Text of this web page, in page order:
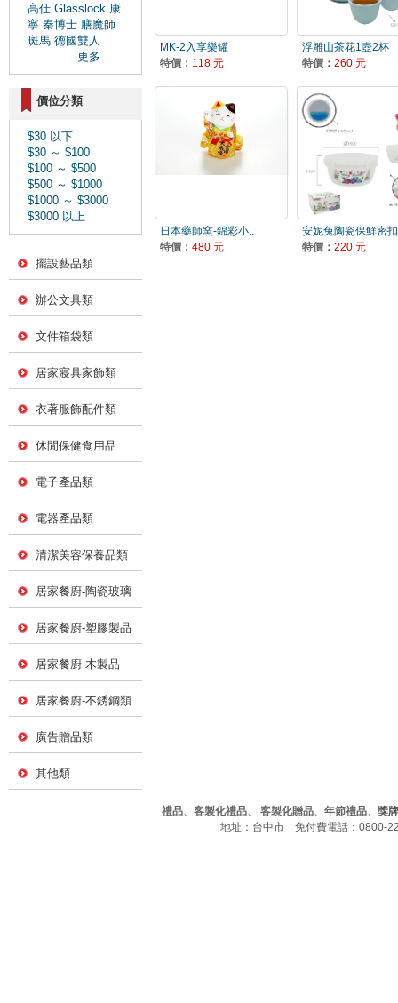
高仕 Glasslock 康
寧 秦博士 膳魔師
斑馬 德國雙人
更多...
價位分類
$30 以下
$30 ～ $100
$100 ～ $500
$500 ～ $1000
$1000 ～ $3000
$3000 以上
擺設藝品類
辦公文具類
文件箱袋類
居家寢具家飾類
衣著服飾配件類
休閒保健食用品
電子產品類
電器產品類
清潔美容保養品類
居家餐廚-陶瓷玻璃
居家餐廚-塑膠製品
居家餐廚-木製品
居家餐廚-不銹鋼類
廣告贈品類
其他類
MK-2入享樂罐
特價： 118 元
浮雕山茶花1壺2杯
特價： 260 元
日本藥師窯-錦彩小..
特價： 480 元
安妮兔陶瓷保鮮密
特價： 220 元
禮品、 客製化禮品、 客製化贈品、 年節禮品、 獎
地址：台中市 免付費電話：0800-